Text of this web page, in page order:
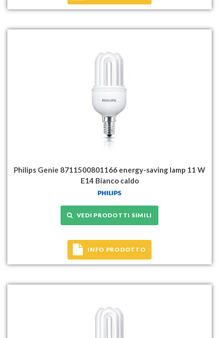
Philips Genie 8711500801166 energy-saving lamp 11 W
E14 Bianco caldo
VEDI PRODOTTI SIMILI
INFO PRODOTTO